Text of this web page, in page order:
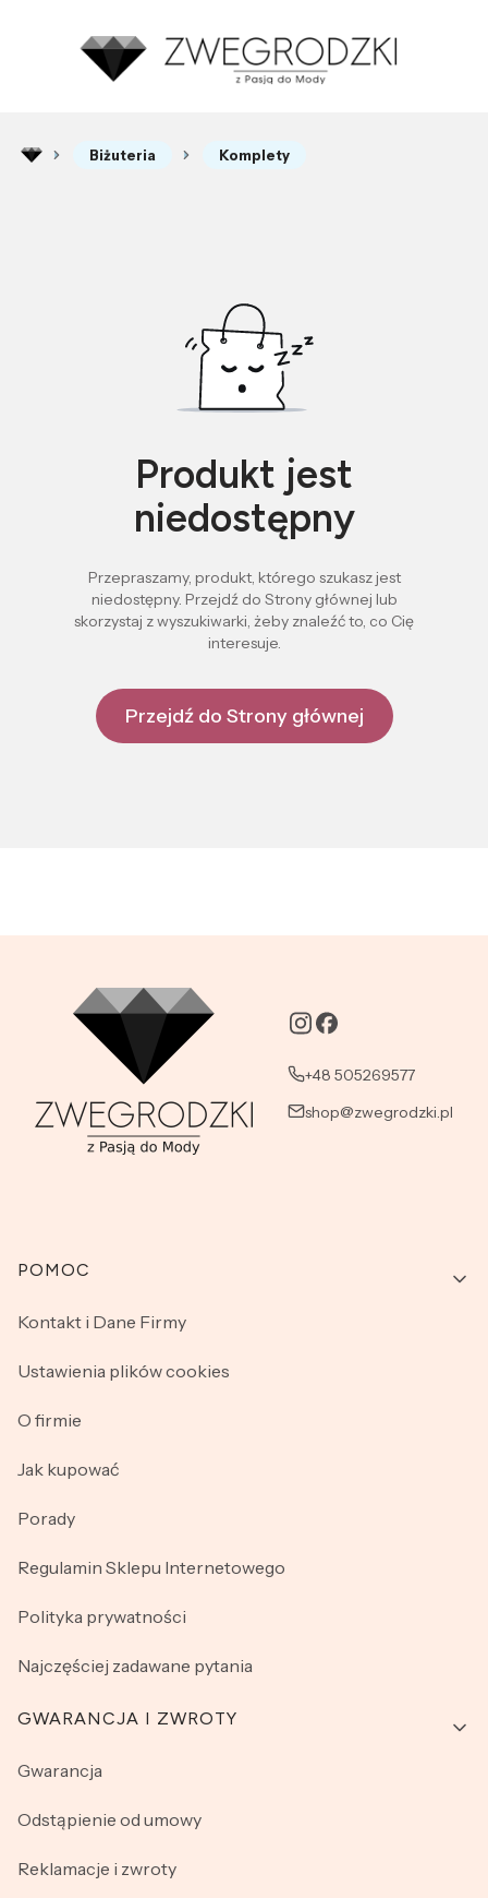
Biżuteria Komplety
Produkt jest
niedostępny
Przepraszamy, produkt, którego szukasz jest
niedostępny. Przejdź do Strony głównej lub
skorzystaj z wyszukiwarki, żeby znaleźć to, co Cię
interesuje.
Przejdź do Strony głównej
+48 505269577
shop@zwegrodzki.pl
Linki w stopce
POMOC
Kontakt i Dane Firmy
Ustawienia plików cookies
O firmie
Jak kupować
Porady
Regulamin Sklepu Internetowego
Polityka prywatności
Najczęściej zadawane pytania
GWARANCJA I ZWROTY
Gwarancja
Odstąpienie od umowy
Reklamacje i zwroty